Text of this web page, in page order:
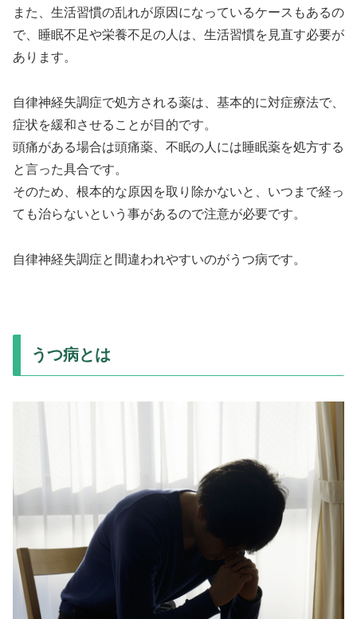
また、生活習慣の乱れが原因になっているケースもあるの
で、睡眠不足や栄養不足の人は、生活習慣を見直す必要が
あります。
自律神経失調症で処方される薬は、基本的に対症療法で、
症状を緩和させることが目的です。
頭痛がある場合は頭痛薬、不眠の人には睡眠薬を処方する
と言った具合です。
そのため、根本的な原因を取り除かないと、いつまで経っ
ても治らないという事があるので注意が必要です。
自律神経失調症と間違われやすいのがうつ病です。
うつ病とは